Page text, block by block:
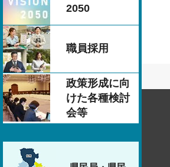
2050
職員採用
政策形成に向
けた各種検討
会等